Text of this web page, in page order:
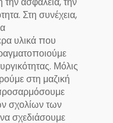
Στη συνέχεια,
υλικά που
Μόλις
στη μαζική
σχολίων των
σχεδιάσουμε